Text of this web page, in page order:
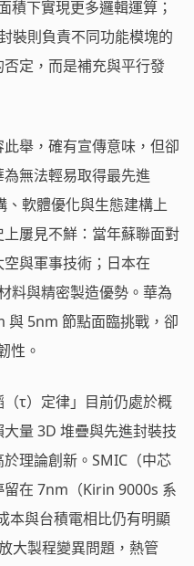
積下實現更多邏輯運算；
裝則負責不同功能模塊的
定，而是補充與平行發
舉，確有宣傳意味，但卻
無法輕易取得最先進
、軟體優化與生態建構上
屢見不鮮：當年蘇聯面對
與軍事技術；日本在
料與精密製造優勢。華為
與 5nm 節點面臨挑戰，卻
性。
τ）定律」目前仍處於概
量 3D 堆疊與先進封裝技
理論創新。SMIC（中芯
在 7nm（Kirin 9000s 系
本與台積電相比仍有明顯
大製程變異問題，熱管